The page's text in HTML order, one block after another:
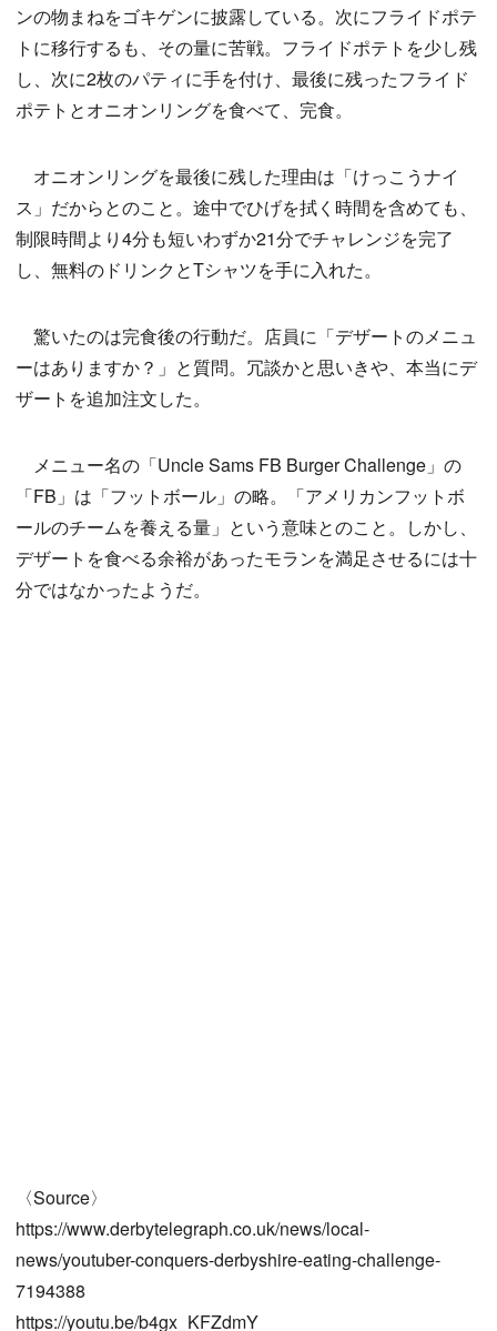
ンの物まねをゴキゲンに披露している。次にフライドポテ
トに移行するも、その量に苦戦。フライドポテトを少し残
し、次に2枚のパティに手を付け、最後に残ったフライド
ポテトとオニオンリングを食べて、完食。
オニオンリングを最後に残した理由は「けっこうナイ
ス」だからとのこと。途中でひげを拭く時間を含めても、
制限時間より4分も短いわずか21分でチャレンジを完了
し、無料のドリンクとTシャツを手に入れた。
驚いたのは完食後の行動だ。店員に「デザートのメニュ
ーはありますか？」と質問。冗談かと思いきや、本当にデ
ザートを追加注文した。
メニュー名の「Uncle Sams FB Burger Challenge」の
「FB」は「フットボール」の略。「アメリカンフットボ
ールのチームを養える量」という意味とのこと。しかし、
デザートを食べる余裕があったモランを満足させるには十
分ではなかったようだ。
〈Source〉
https://www.derbytelegraph.co.uk/news/local-
news/youtuber-conquers-derbyshire-eating-challenge-
7194388
https://youtu.be/b4gx_KFZdmY